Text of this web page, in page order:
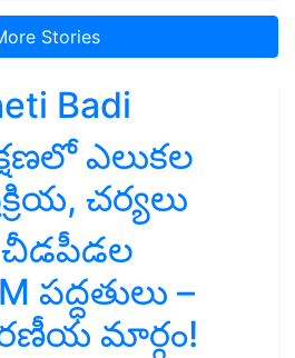
Stories
Badi
ఎలుకల
చర్యలు
పద్ధతులు –
మార్గం!